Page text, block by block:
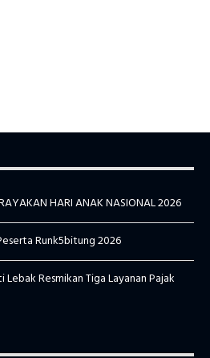
HARI ANAK NASIONAL 2026
Runk5bitung 2026
Resmikan Tiga Layanan Pajak